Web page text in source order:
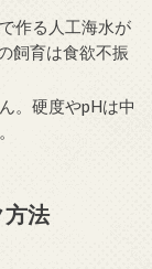
作る人工海水が
飼育は食欲不振
。硬度やpHは中
方法